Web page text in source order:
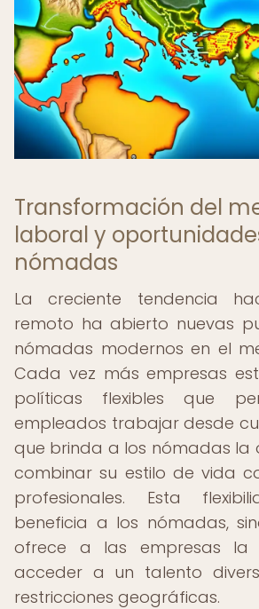
Transformación del
laboral y
nómadas
La creciente tendencia
remoto ha abierto nuevas
nómadas modernos en el
Cada vez más empresas
políticas flexibles que
empleados trabajar desde
que brinda a los nómadas la
combinar su estilo de vida
profesionales. Esta
beneficia a los nómadas,
ofrece a las empresas la
acceder a un talento
restricciones geográficas.